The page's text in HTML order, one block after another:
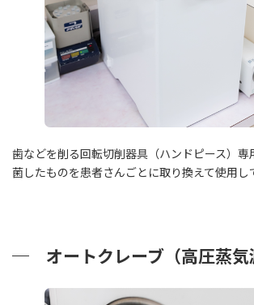
歯などを削る回転切削器具（ハンドピース）専
菌したものを患者さんごとに取り換えて使用し
オートクレーブ（高圧蒸気